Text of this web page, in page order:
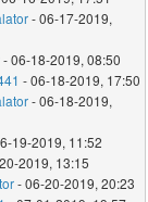
- 06-17-2019,
- 06-18-2019, 08:50
- 06-18-2019, 17:50
- 06-18-2019,
19-2019, 11:52
2019, 13:15
- 06-20-2019, 20:23